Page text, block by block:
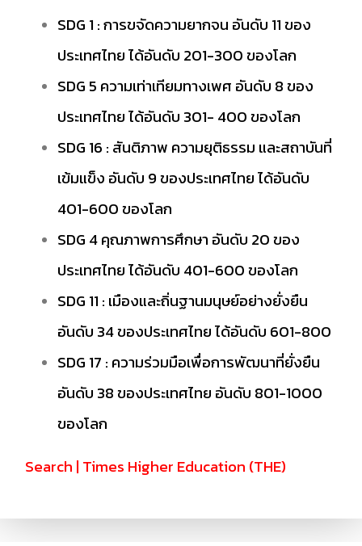
SDG 1 : การขจัดความยากจน อันดับ 11 ของ
ประเทศไทย ได้อันดับ 201-300 ของโลก
SDG 5 ความเท่าเทียมทางเพศ อันดับ 8 ของ
ประเทศไทย ได้อันดับ 301- 400 ของโลก
SDG 16 : สันติภาพ ความยุติธรรม และสถาบันที่
เข้มแข็ง อันดับ 9 ของประเทศไทย ได้อันดับ
401-600 ของโลก
SDG 4 คุณภาพการศึกษา อันดับ 20 ของ
ประเทศไทย ได้อันดับ 401-600 ของโลก
SDG 11 : เมืองและถิ่นฐานมนุษย์อย่างยั่งยืน
อันดับ 34 ของประเทศไทย ได้อันดับ 601-800
SDG 17 : ความร่วมมือเพื่อการพัฒนาที่ยั่งยืน
อันดับ 38 ของประเทศไทย อันดับ 801-1000
ของโลก
Search | Times Higher Education (THE)